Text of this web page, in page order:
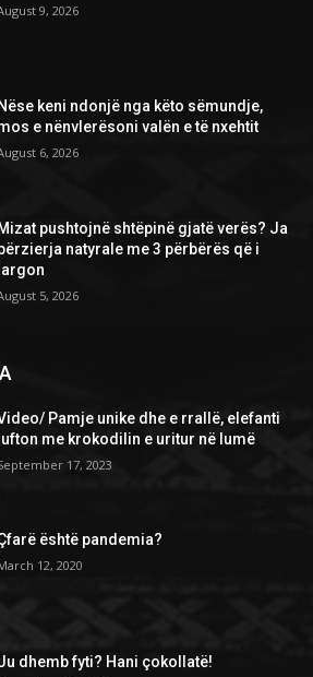
9, 2026
Nëse keni ndonjë nga këto sëmundje,
e nënvlerësoni valën e të nxehtit
6, 2026
Mizat pushtojnë shtëpinë gjatë verës? Ja
natyrale me 3 përbërës që i
largon
5, 2026
Pamje unike dhe e rrallë, elefanti
lufton me krokodilin e uritur në lumë
17, 2023
është pandemia?
12, 2020
dhemb fyti? Hani çokollatë!